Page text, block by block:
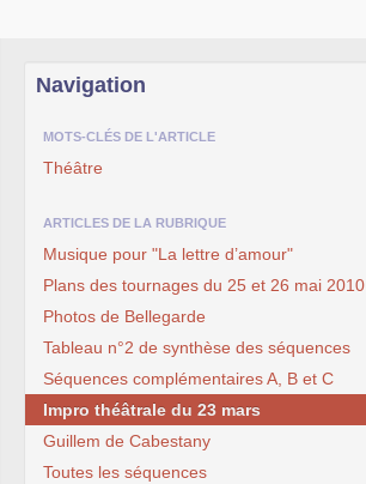
Navigation
MOTS-CLÉS DE L'ARTICLE
Théâtre
ARTICLES DE LA RUBRIQUE
Musique pour "La lettre d’amour"
Plans des tournages du 25 et 26 mai 2010
Photos de Bellegarde
Tableau n°2 de synthèse des séquences
Séquences complémentaires A, B et C
Impro théâtrale du 23 mars
Guillem de Cabestany
Toutes les séquences